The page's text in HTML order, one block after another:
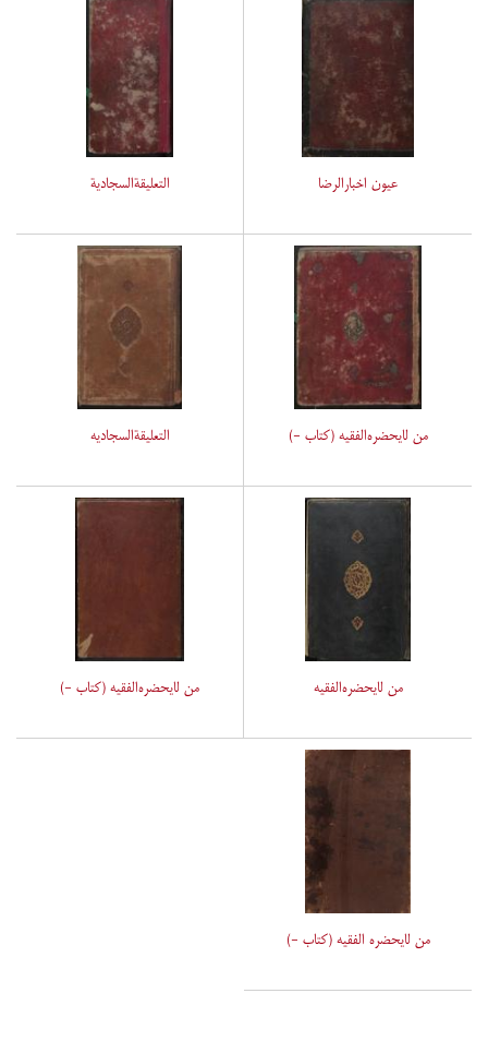
عیون اخبارالرضا التعلیقةالسجادیة
من لایحضره‌الفقیه (کتاب -) التعلیقةالسجادیه
من لایحضره‌الفقیه من لایحضره‌الفقیه (کتاب -)
من لایحضره الفقیه (کتاب -)